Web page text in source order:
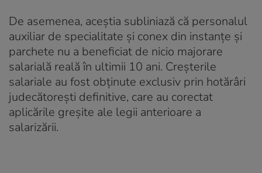
De asemenea, aceștia subliniază că personalul
auxiliar de specialitate și conex din instanțe și
parchete nu a beneficiat de nicio majorare
salarială reală în ultimii 10 ani. Creșterile
salariale au fost obținute exclusiv prin hotărâri
judecătorești definitive, care au corectat
aplicările greșite ale legii anterioare a
salarizării.